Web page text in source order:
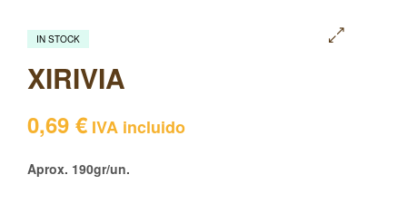
IN STOCK
XIRIVIA
0,69 € IVA incluido
Aprox. 190gr/un.